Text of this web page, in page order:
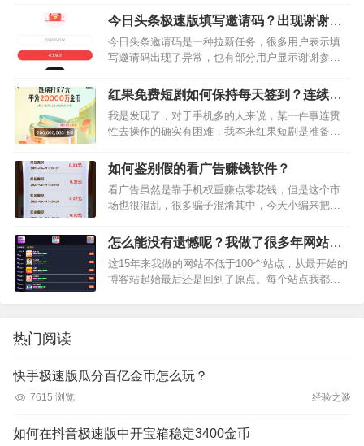
币的机会，游戏内金币100元=1元，等级越高提现的
比例越高。看广告获…
今日头条极速版填写邀请码？出现谢谢参
与是什么意思？
今日头条邀请码是一种拉新任务，很多用户表示填
写邀请码出现了异常，也有部分用户显示谢谢参
办？谢谢参与首先可以确认是的，你填写的邀请码
系统不认可，认为你填写的该邀…
红果免费短剧如何保持每天签到？连续打
卡7天为何那么难？
我是发现了，对于手机多的人来说，某一件事连贯
性去操作的确实有困难，我本来红果短剧是准备连
单的事，为什么我总会忘记？我已经连续签到了3
天，就在昨天居然全…
如何鉴别假的看广告赚钱软件？
看广告虽然是靠手机权重赚点零花钱，但是这个市
场也很混乱，很多骗子混淆其中，今天小编来把多
多门槛的软件卸载掉，不要浪费时间二：产品内提
现需要拉新的，卸载掉，不…
怎么能没有遗憾呢？我做了很多年网站，
虽然拥有15年建站经验，但是没有一个站
点是成功的。
这15年来我做的网站不低于100个站点，从最开始的
博客站起始最后还是回到了原点。每个站点我都投
热门阅读
快手极速版瓜分百亿金币怎么玩？
7615 浏览 经验之谈
如何在抖音极速版中开宝箱稳定3400金币